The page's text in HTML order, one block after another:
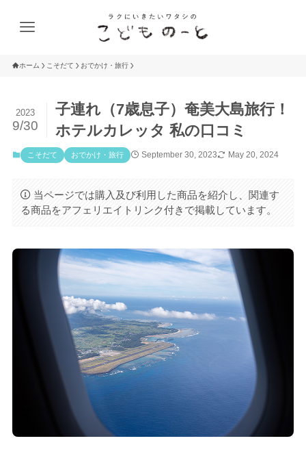
ホーム こそだて おでかけ・旅行
子連れ（7歳息子）奄美大島旅行！
ホテルカレッタ 私の口コミ
2023
9/30
こそだて おでかけ・旅行 September 30, 2023 May 20, 2024
当ページでは購入及び利用した商品を紹介し、関連す
る商品をアフェリエイトリンク付きで掲載しています。